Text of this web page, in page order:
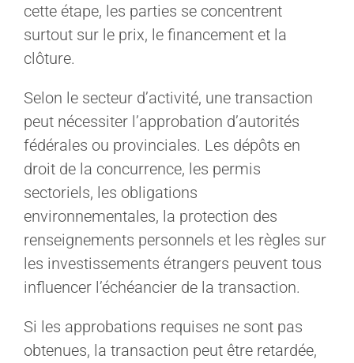
cette étape, les parties se concentrent
surtout sur le prix, le financement et la
clôture.
Selon le secteur d’activité, une transaction
peut nécessiter l’approbation d’autorités
fédérales ou provinciales. Les dépôts en
droit de la concurrence, les permis
sectoriels, les obligations
environnementales, la protection des
renseignements personnels et les règles sur
les investissements étrangers peuvent tous
influencer l’échéancier de la transaction.
Si les approbations requises ne sont pas
obtenues, la transaction peut être retardée,